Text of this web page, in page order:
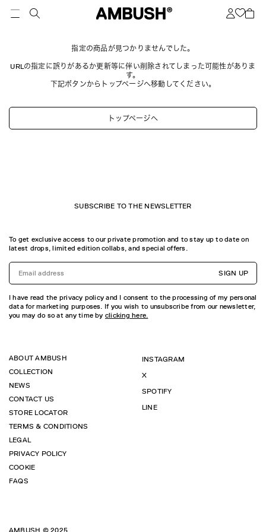
指定の商品が見つかりませんでした。
URLの指定に誤りがあるか更新等に伴い削除されてしまった可能性がありま
す。
下記ボタンからトップページへ移動してください。
トップページへ
SUBSCRIBE TO THE NEWSLETTER
To get exclusive access to our private promotion and to stay up to date on
latest drops, limited edition collabs, and special offers.
SIGN UP
I have read the privacy policy and I consent to the processing of my personal
data for marketing purposes. If you wish to unsubscribe from our newsletter,
you may do so at any time by clicking here.
ABOUT AMBUSH
COLLECTION
NEWS
CONTACT US
STORE LOCATOR
TERMS & CONDITIONS
LEGAL
PRIVACY POLICY
COOKIE
FAQS
INSTAGRAM
X
SPOTIFY
LINE
AMBUSH © 2025